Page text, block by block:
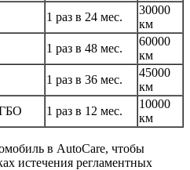
1 раз в 24 мес.
30000
км
1 раз в 48 мес.
60000
км
1 раз в 36 мес.
45000
км
1 раз в 12 мес.
10000
км
в AutoCare, чтобы
истечения регламентных